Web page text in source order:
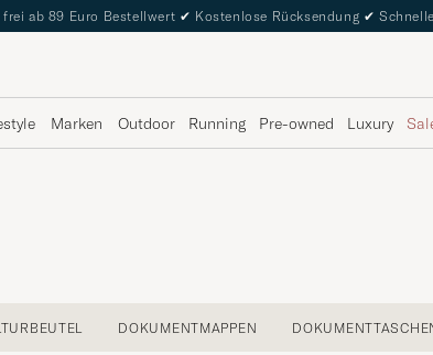
ab 89 Euro Bestellwert ✔ Kostenlose Rücksendung ✔
Marken Outdoor Running Pre-owned Luxury
DOKUMENTMAPPEN